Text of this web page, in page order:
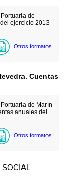
de
ejercicio 2013
Otros formatos
Cuentas
de Marín
anuales del
Otros formatos
SOCIAL